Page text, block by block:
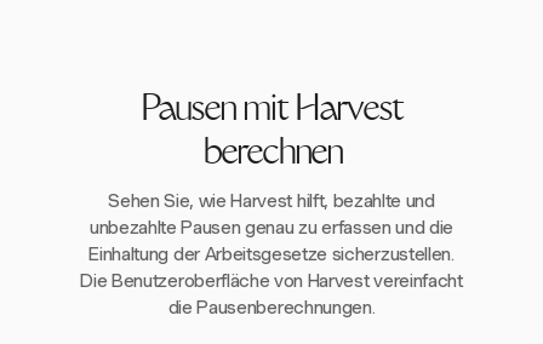
Pausen mit Harvest
berechnen
Sehen Sie, wie Harvest hilft, bezahlte und
unbezahlte Pausen genau zu erfassen und die
Einhaltung der Arbeitsgesetze sicherzustellen.
Die Benutzeroberfläche von Harvest vereinfacht
die Pausenberechnungen.